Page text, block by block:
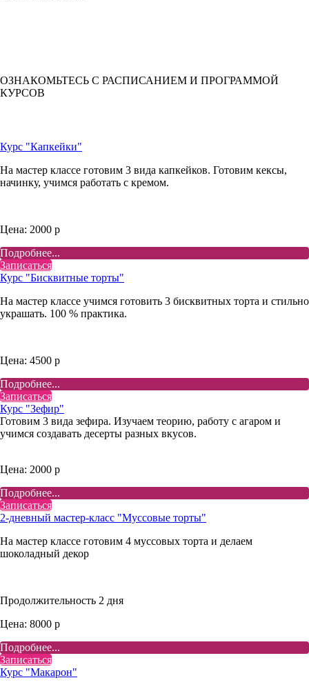
ОЗНАКОМЬТЕСЬ С РАСПИСАНИЕМ И ПРОГРАММОЙ
КУРСОВ
Курс "Капкейки"
На мастер классе готовим 3 вида капкейков. Готовим кексы,
начинку, учимся работать с кремом.
Цена: 2000 р
Подробнее...
Записаться
Курс "Бисквитные торты"
На мастер классе учимся готовить 3 бисквитных торта и стильно
украшать. 100 % практика.
Цена: 4500 р
Подробнее...
Записаться
Курс "Зефир"
Готовим 3 вида зефира. Изучаем теорию, работу с агаром и
учимся создавать десерты разных вкусов.
Цена: 2000 р
Подробнее...
Записаться
2-дневный мастер-класс "Муссовые торты"
На мастер классе готовим 4 муссовых торта и делаем
шоколадный декор
Продолжительность 2 дня
Цена: 8000 р
Подробнее...
Записаться
Курс "Макарон"